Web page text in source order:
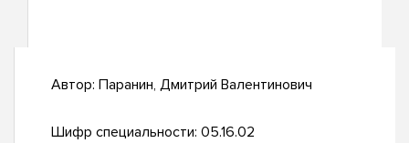
Автор: Паранин, Дмитрий Валентинович
Шифр специальности: 05.16.02